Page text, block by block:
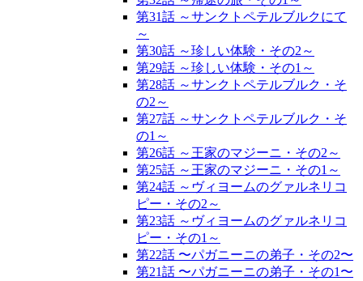
第31話 ～サンクトペテルブルクにて
～
第30話 ～珍しい体験・その2～
第29話 ～珍しい体験・その1～
第28話 ～サンクトペテルブルク・そ
の2～
第27話 ～サンクトペテルブルク・そ
の1～
第26話 ～王家のマジーニ・その2～
第25話 ～王家のマジーニ・その1～
第24話 ～ヴィヨームのグァルネリコ
ピー・その2～
第23話 ～ヴィヨームのグァルネリコ
ピー・その1～
第22話 〜パガニーニの弟子・その2〜
第21話 〜パガニーニの弟子・その1〜